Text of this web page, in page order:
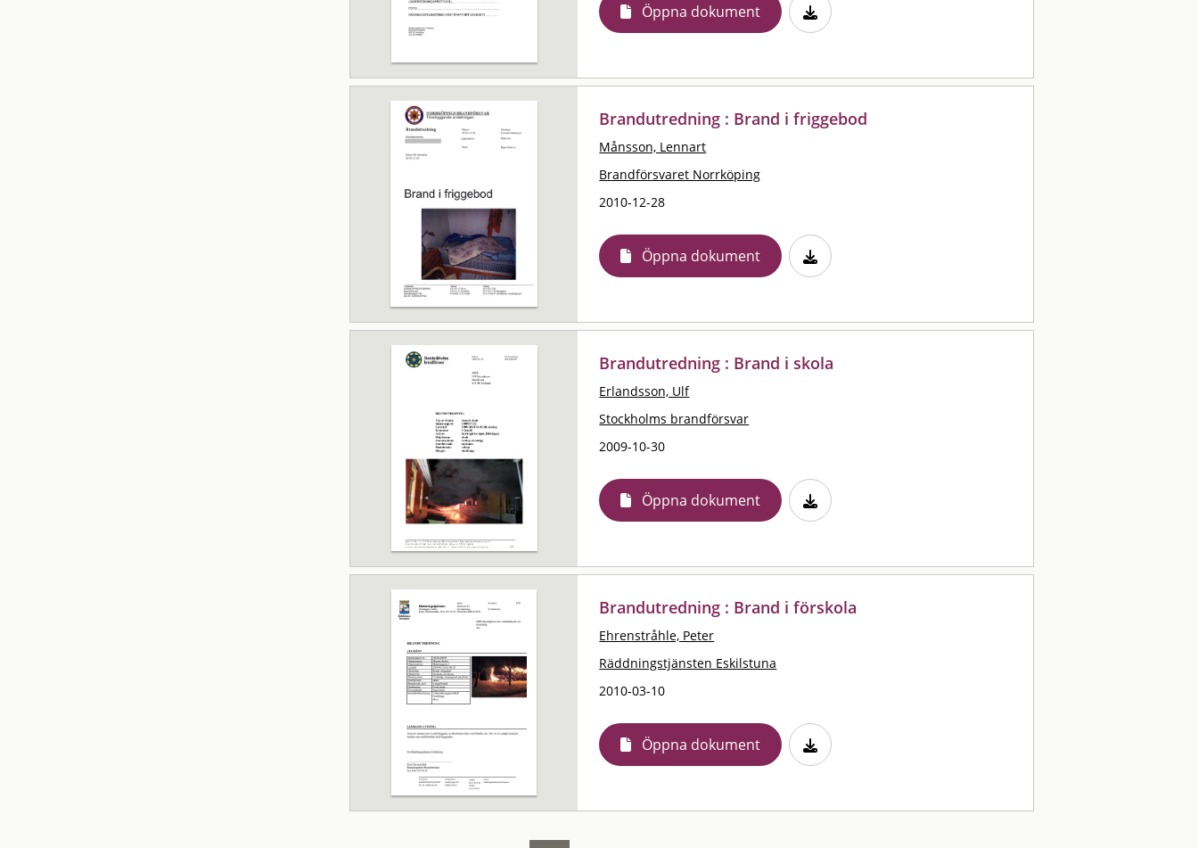
Öppna dokument
Brandutredning : Brand i friggebod
Månsson, Lennart
Brandförsvaret Norrköping
2010-12-28
Öppna dokument
Brandutredning : Brand i skola
Erlandsson, Ulf
Stockholms brandförsvar
2009-10-30
Öppna dokument
Brandutredning : Brand i förskola
Ehrenstråhle, Peter
Räddningstjänsten Eskilstuna
2010-03-10
Öppna dokument